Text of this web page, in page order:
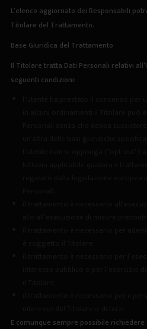
L’elenco aggiornato dei Responsabili
Titolare del Trattamento.
Base Giuridica del Trattamento
Il Titolare tratta Dati Personali relativi
seguenti condizioni:
È comunque sempre possibile